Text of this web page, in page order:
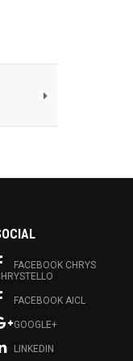
FACEBOOK CHRYS
FACEBOOK AICL
GOOGLE+
LINKEDIN